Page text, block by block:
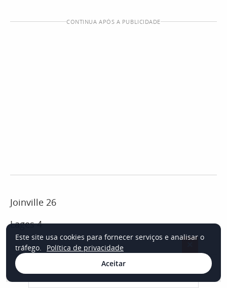
CONTINUA APÓS A PUBLICIDADE
Joinville 26
Lages 4
CONTINUA APÓS A PUBLICIDADE
Este site usa cookies para fornecer serviços e analisar o
tráfego.
Política de privacidade
Aceitar